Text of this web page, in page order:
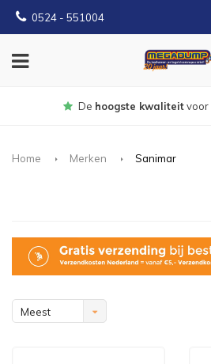
0524 - 551004
Gratisbezorgd
Home Merken Sanimar
Meest